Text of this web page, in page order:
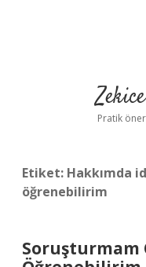
Pratik
Etiket: Hakkımda
öğrenebilirim
Soruşturmam